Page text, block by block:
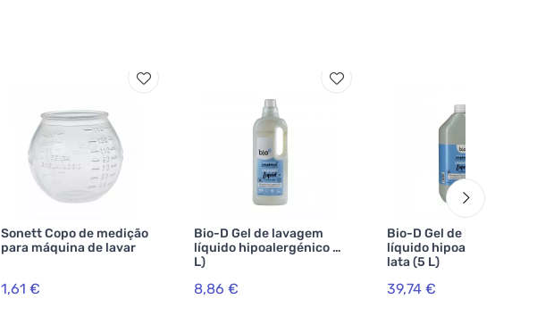
Sonett Copo de medição
para máquina de lavar
1,61 €
Bio-D Gel de lavagem
líquido hipoalergénico (1
L)
8,86 €
Bio-D Gel de lavagem
líquido hipoalergénico -
lata (5 L)
39,74 €